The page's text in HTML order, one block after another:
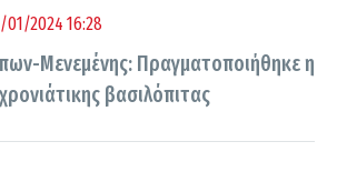
01/2024 16:28
Μενεμένης: Πραγματοποιήθηκε η
βασιλόπιτας